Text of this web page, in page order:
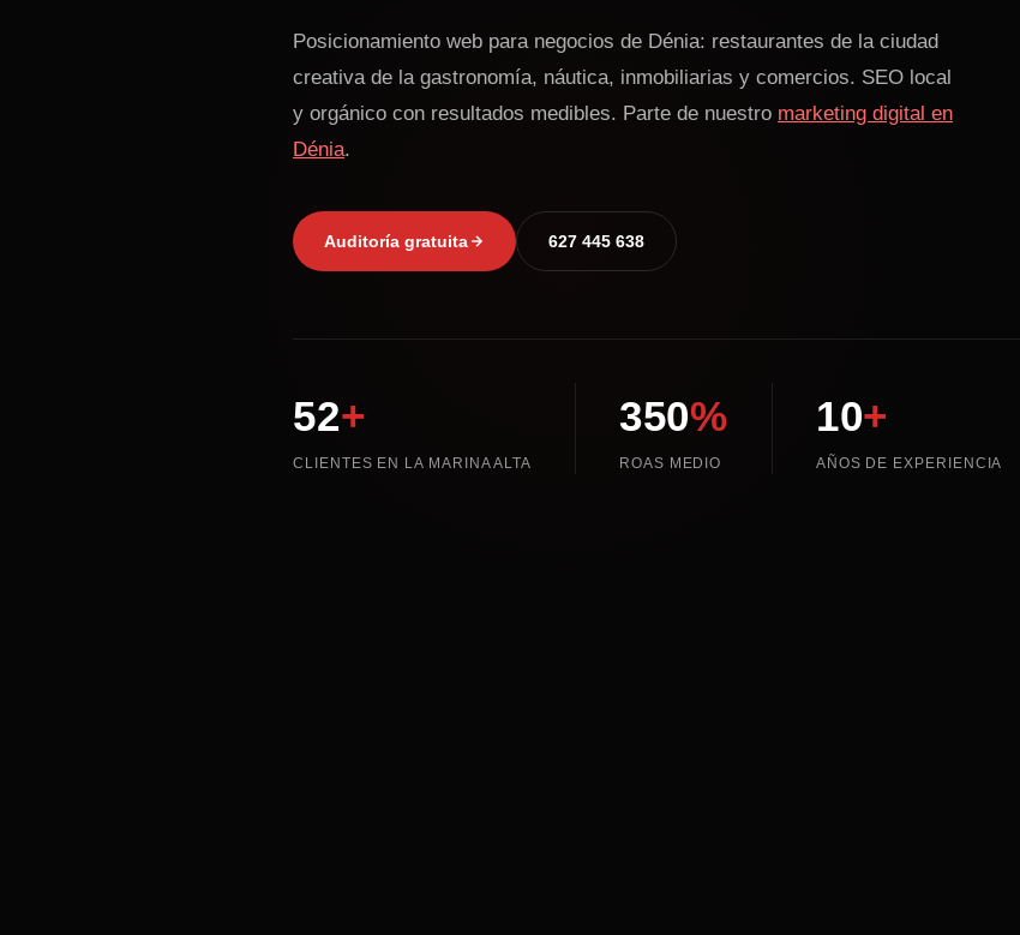
Posicionamiento web para negocios de Dénia: restaurantes de la ciudad
creativa de la gastronomía, náutica, inmobiliarias y comercios. SEO local
y orgánico con resultados medibles. Parte de nuestro marketing digital en
Dénia.
Auditoría gratuita 627 445 638
52+
CLIENTES EN LA MARINA ALTA
350%
ROAS MEDIO
10+
AÑOS DE EXPERIENCIA